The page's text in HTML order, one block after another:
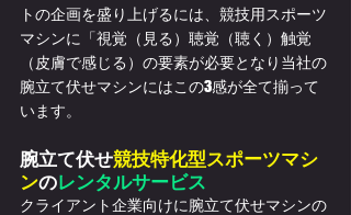
トの企画を盛り上げるには、 競技用スポーツ
マシンに 「視覚（見る）聴覚（聴く）触覚
（皮膚で感じる）の要素が必要となり当社の
腕立て伏せマシンにはこの3感が全て揃って
います。
腕立て伏せ競技特化型スポーツマシ
ンのレンタルサービス
クライアント企業向けに腕立て伏せマシンの